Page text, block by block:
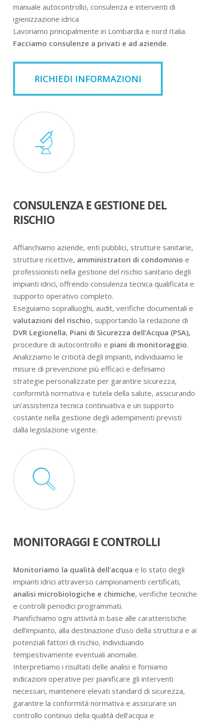
manuale autocontrollo, consulenza e interventi di
igienizzazione idrica
Lavoriamo principalmente in Lombardia e nord Italia.
Facciamo consulenze a privati e ad aziende.
RICHIEDI INFORMAZIONI
CONSULENZA E GESTIONE DEL
RISCHIO
Affianchiamo aziende, enti pubblici, strutture sanitarie,
strutture ricettive, amministratori di condominio e
professionisti nella gestione del rischio sanitario degli
impianti idrici, offrendo consulenza tecnica qualificata e
supporto operativo completo.
Eseguiamo sopralluoghi, audit, verifiche documentali e
valutazioni del rischio, supportando la redazione di
DVR Legionella, Piani di Sicurezza dell’Acqua (PSA),
procedure di autocontrollo e piani di monitoraggio.
Analizziamo le criticità degli impianti, individuiamo le
misure di prevenzione più efficaci e definiamo
strategie personalizzate per garantire sicurezza,
conformità normativa e tutela della salute, assicurando
un’assistenza tecnica continuativa e un supporto
costante nella gestione degli adempimenti previsti
dalla legislazione vigente.
MONITORAGGI E CONTROLLI
Monitoriamo la qualità dell’acqua e lo stato degli
impianti idrici attraverso campionamenti certificati,
analisi microbiologiche e chimiche, verifiche tecniche
e controlli periodici programmati.
Pianifichiamo ogni attività in base alle caratteristiche
dell’impianto, alla destinazione d’uso della struttura e ai
potenziali fattori di rischio, individuando
tempestivamente eventuali anomalie.
Interpretiamo i risultati delle analisi e forniamo
indicazioni operative per pianificare gli interventi
necessari, mantenere elevati standard di sicurezza,
garantire la conformità normativa e assicurare un
controllo continuo della qualità dell’acqua e